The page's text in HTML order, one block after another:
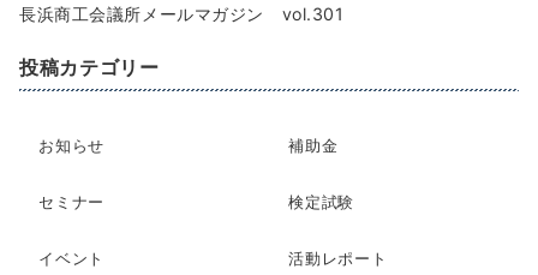
長浜商工会議所メールマガジン vol.301
投稿カテゴリー
お知らせ 補助金
セミナー 検定試験
イベント 活動レポート